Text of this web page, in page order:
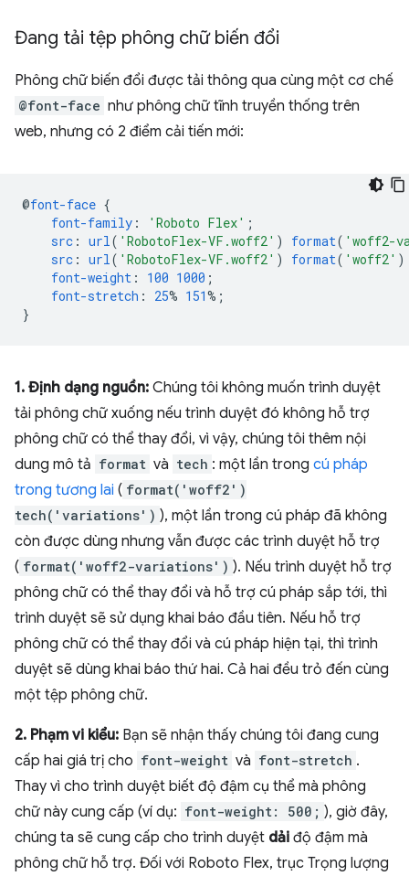
Đang tải tệp phông chữ biến đổi
Phông chữ biến đổi được tải thông qua cùng một cơ chế
@font-face như phông chữ tĩnh truyền thống trên
web, nhưng có 2 điểm cải tiến mới:
@font-face {
font-family : 'Roboto Flex' ;
src : url( 'RobotoFlex-VF.woff2' ) format( 'woff2-
src : url( 'RobotoFlex-VF.woff2' ) format( 'woff2' )
font-weight : 100 1000 ;
font-stretch : 25% 151%;
}
1. Định dạng nguồn: Chúng tôi không muốn trình duyệt
tải phông chữ xuống nếu trình duyệt đó không hỗ trợ
phông chữ có thể thay đổi, vì vậy, chúng tôi thêm nội
dung mô tả format và tech : một lần trong cú pháp
trong tương lai ( format('woff2')
tech('variations') ), một lần trong cú pháp đã không
còn được dùng nhưng vẫn được các trình duyệt hỗ trợ
( format('woff2-variations') ). Nếu trình duyệt hỗ trợ
phông chữ có thể thay đổi và hỗ trợ cú pháp sắp tới, thì
trình duyệt sẽ sử dụng khai báo đầu tiên. Nếu hỗ trợ
phông chữ có thể thay đổi và cú pháp hiện tại, thì trình
duyệt sẽ dùng khai báo thứ hai. Cả hai đều trỏ đến cùng
một tệp phông chữ.
2. Phạm vi kiểu: Bạn sẽ nhận thấy chúng tôi đang cung
cấp hai giá trị cho font-weight và font-stretch .
Thay vì cho trình duyệt biết độ đậm cụ thể mà phông
chữ này cung cấp (ví dụ: font-weight: 500; ), giờ đây,
chúng ta sẽ cung cấp cho trình duyệt dải độ đậm mà
phông chữ hỗ trợ. Đối với Roboto Flex, trục Trọng lượng